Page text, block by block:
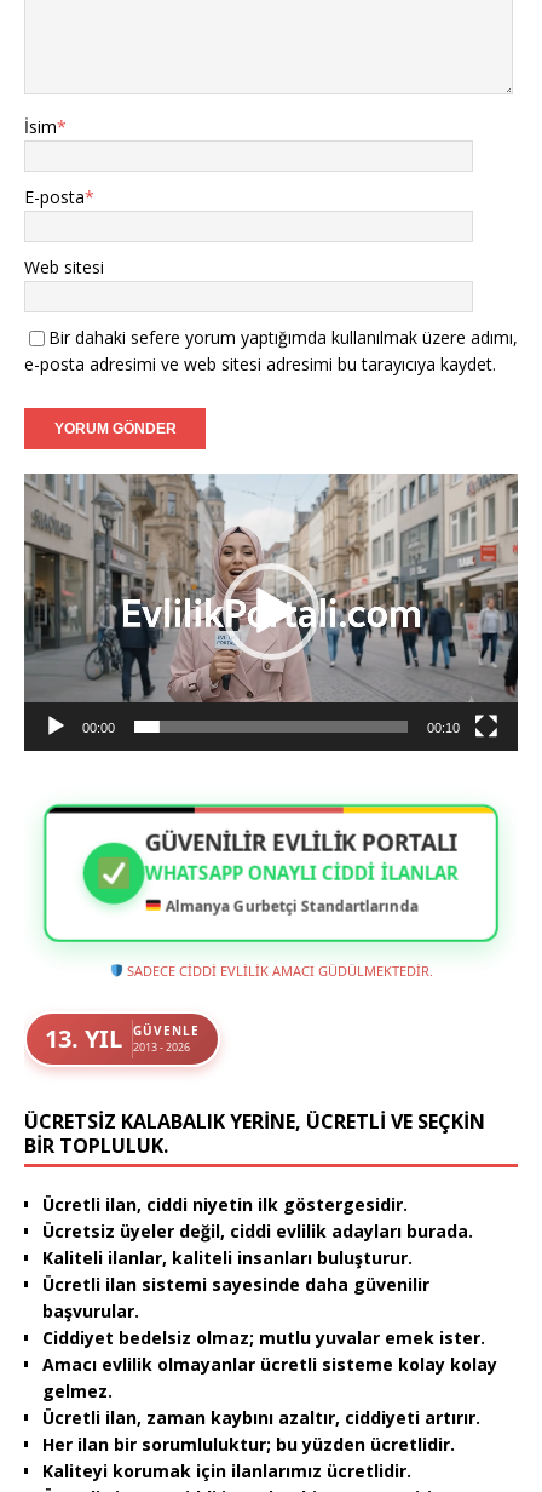
arıyorum.
Aylin (35) - Mannheim:Ciddi adayların mesajlarını
bekliyorum.
İsim*
E-posta*
Web sitesi
Bir dahaki sefere yorum yaptığımda kullanılmak üzere adımı,
e-posta adresimi ve web sitesi adresimi bu tarayıcıya kaydet.
Video
oynatıcı
00:00 00:10
GÜVENİLİR EVLİLİK PORTALI
WHATSAPP ONAYLI CIDDI İLANLAR
Almanya Gurbetçi Standartlarında
SADECE CİDDİ EVLİLİK AMACI GÜDÜLMEKTEDİR.
13. YIL GÜVENLE
2013 - 2026
ÜCRETSIZ KALABALIK YERINE, ÜCRETLI VE SEÇKIN
BIR TOPLULUK.
Ücretli ilan, ciddi niyetin ilk göstergesidir.
Ücretsiz üyeler değil, ciddi evlilik adayları burada.
Kaliteli ilanlar, kaliteli insanları buluşturur.
Ücretli ilan sistemi sayesinde daha güvenilir
başvurular.
Ciddiyet bedelsiz olmaz; mutlu yuvalar emek ister.
Amacı evlilik olmayanlar ücretli sisteme kolay kolay
gelmez.
Ücretli ilan, zaman kaybını azaltır, ciddiyeti artırır.
Her ilan bir sorumluluktur; bu yüzden ücretlidir.
Kaliteyi korumak için ilanlarımız ücretlidir.